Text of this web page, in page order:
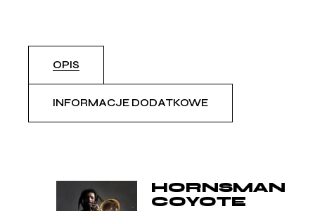
OPIS
INFORMACJE DODATKOWE
HORNSMAN
COYOTE